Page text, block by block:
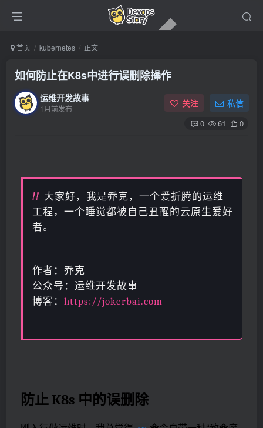
首页 kubernetes 正文
如何防止在K8s中进行误删除操作
运维开发故事
1月前发布 关注 私信
0 61 0
!! 大家好，我是乔克，一个爱折腾的运维
工程，一个睡觉都被自己丑醒的云原生爱好
者。
作者：乔克
公众号：运维开发故事
博客： https://jokerbai.com
防止 K8s 中的误删除